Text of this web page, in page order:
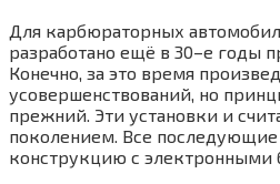
Для карбюраторных
разработано ещё в 30–е годы
Конечно, за это время
усовершенствований, но
прежний. Эти установки и
поколением. Все
конструкцию с электронными